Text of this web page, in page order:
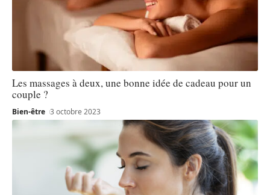
Les massages à deux, une bonne idée de cadeau pour un
couple ?
Bien-être 3 octobre 2023